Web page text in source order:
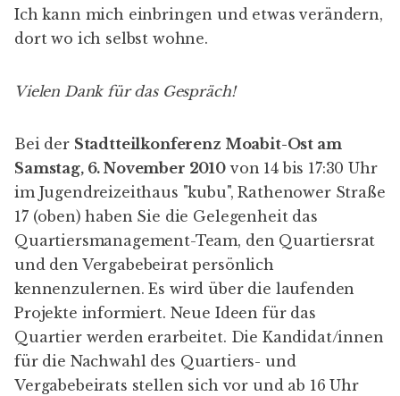
Ich kann mich einbringen und etwas verändern,
dort wo ich selbst wohne.
Vielen Dank für das Gespräch!
Bei der Stadtteilkonferenz Moabit-Ost am
Samstag, 6. November 2010 von 14 bis 17:30 Uhr
im Jugendreizeithaus "kubu", Rathenower Straße
17 (oben) haben Sie die Gelegenheit das
Quartiersmanagement-Team, den Quartiersrat
und den Vergabebeirat persönlich
kennenzulernen. Es wird über die laufenden
Projekte informiert. Neue Ideen für das
Quartier werden erarbeitet. Die Kandidat/innen
für die Nachwahl des Quartiers- und
Vergabebeirats stellen sich vor und ab 16 Uhr